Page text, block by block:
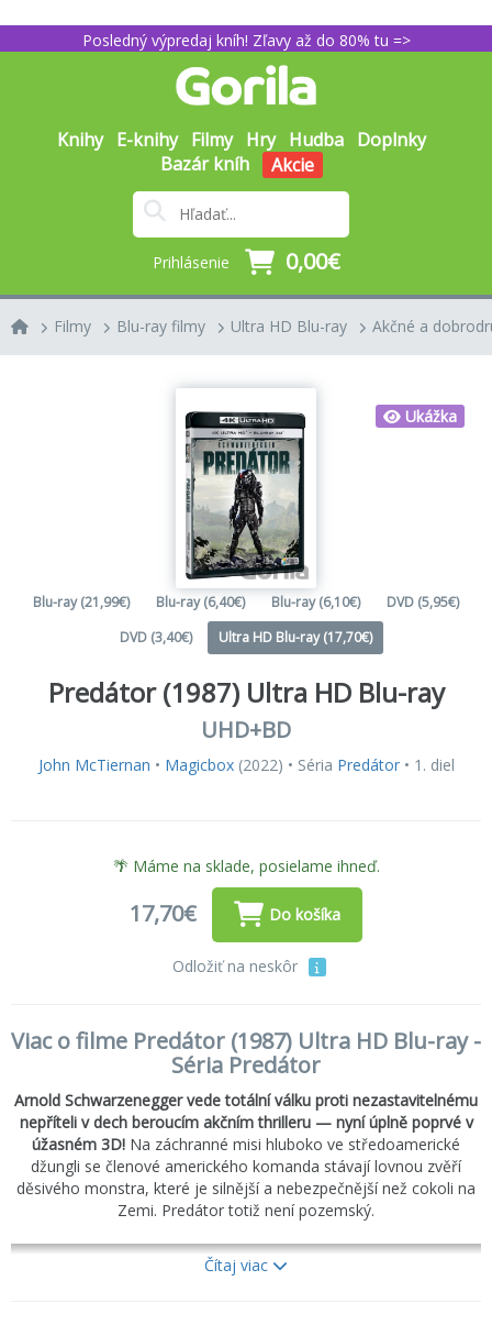
Posledný výpredaj kníh! Zľavy až do 80% tu =>
Knihy E-knihy Filmy Hry Hudba Doplnky
Bazár kníh
Akcie
Prihlásenie 0,00€
Filmy Blu-ray filmy Ultra HD Blu-ray Akčné a
Ukážka
Blu-ray (21,99€) Blu-ray (6,40€) Blu-ray (6,10€)
DVD (5,95€)
DVD (3,40€)
Ultra HD Blu-ray (17,70€)
Predátor (1987) Ultra HD Blu-ray
UHD+BD
John McTiernan • Magicbox(2022) • Séria Predátor• 1. diel
🌴 Máme na sklade, posielame ihneď.
17,70€ Do košíka
Odložiť na neskôr
Viac o filme Predátor (1987) Ultra HD Blu-ray -
Séria Predátor
Arnold Schwarzenegger vede totální válku proti nezastavitelnému
nepříteli v dech beroucím akčním thrilleru — nyní úplně poprvé v
úžasném 3D! Na záchranné misi hluboko ve středoamerické
džungli se členové amerického komanda stávají lovnou zvěří
děsivého monstra, které je silnější a nebezpečnější než cokoli na
Zemi. Predátor totiž není pozemský.
Čítaj viac